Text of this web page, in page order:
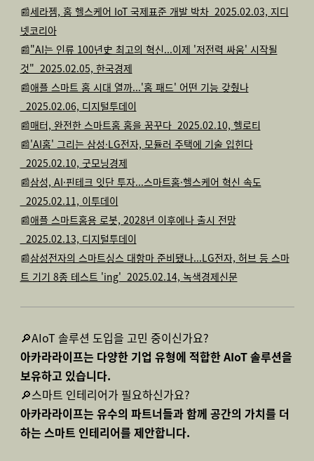
📰세라젬, 홈 헬스케어 IoT 국제표준 개발 박차_2025.02.03, 지디
넷코리아
📰"AI는 인류 100년史 최고의 혁신...이제 '저전력 싸움' 시작될
것"_2025.02.05, 한국경제
📰애플 스마트 홈 시대 열까...'홈 패드' 어떤 기능 갖췄나
_2025.02.06, 디지털투데이
📰매터, 완전한 스마트홈 홈을 꿈꾸다_2025.02.10, 헬로티
📰'AI홈' 그리는 삼성·LG전자, 모듈러 주택에 기술 입힌다
_2025.02.10, 굿모닝경제
📰삼성, AI·핀테크 잇단 투자...스마트홈·헬스케어 혁신 속도
_2025.02.11, 이투데이
📰애플 스마트홈용 로봇, 2028년 이후에나 출시 전망
_2025.02.13, 디지털투데이
📰삼성전자의 스마트싱스 대항마 준비됐나...LG전자, 허브 등 스마
트 기기 8종 테스트 'ing'_2025.02.14, 녹색경제신문
🔎AIoT 솔루션 도입을 고민 중이신가요?
아카라라이프는 다양한 기업 유형에 적합한 AIoT 솔루션을
보유하고 있습니다.
🔎스마트 인테리어가 필요하신가요?
아카라라이프는 유수의 파트너들과 함께 공간의 가치를 더
하는 스마트 인테리어를 제안합니다.